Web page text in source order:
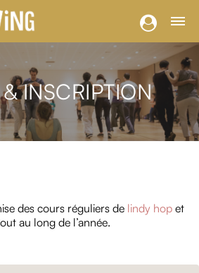
& INSCRIPTION
des cours réguliers de lindy hop et
au long de l’année.